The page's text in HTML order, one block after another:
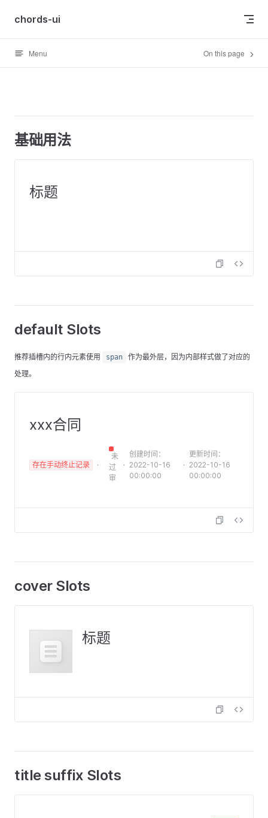
Skip to content
chords-ui
Menu On this page
基础用法
标题
default Slots
推荐插槽内的行内元素使用 span
作为最外层，因为内部样式做了对应的
处理。
xxx合同
存在手动终止记录
未
过
审
创建时间：
2022-10-16
00:00:00
更新时间：
2022-10-16
00:00:00
cover Slots
标题
title suffix Slots